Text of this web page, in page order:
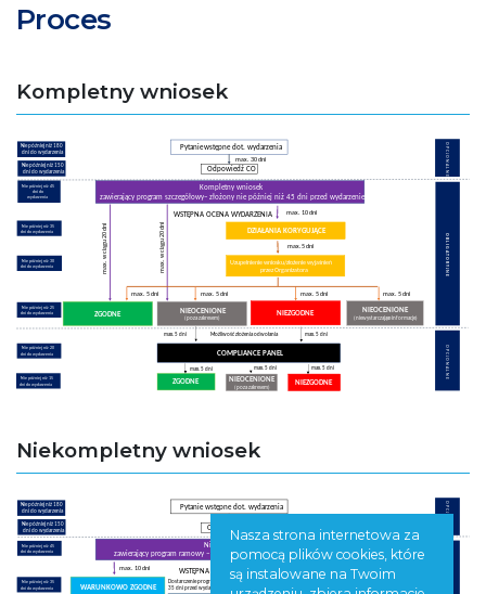
Proces
Kompletny wniosek
Niekompletny wniosek
Nasza strona internetowa za
pomocą plików cookies, które
są instalowane na Twoim